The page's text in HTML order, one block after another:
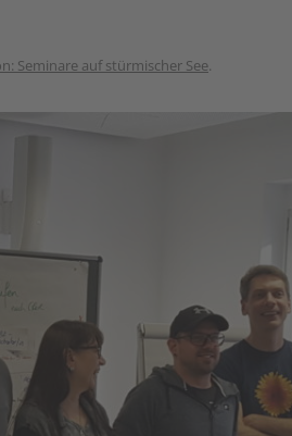
Seminare auf stürmischer See.